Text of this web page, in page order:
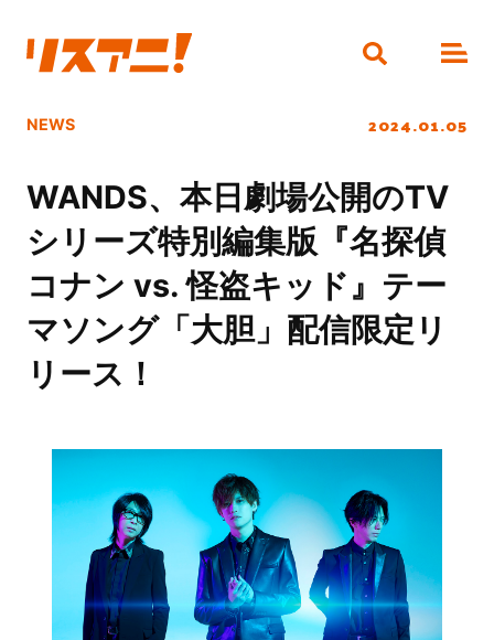
NEWS 2024.01.05
WANDS、本日劇場公開のTV
シリーズ特別編集版『名探偵
コナン vs. 怪盗キッド』テー
マソング「大胆」配信限定リ
リース！